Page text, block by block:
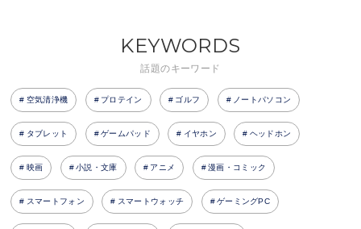
KEYWORDS
話題のキーワード
空気清浄機 プロテイン ゴルフ ノートパソコン
タブレット ゲームパッド イヤホン ヘッドホン
映画 小説・文庫 アニメ 漫画・コミック
スマートフォン スマートウォッチ ゲーミングPC